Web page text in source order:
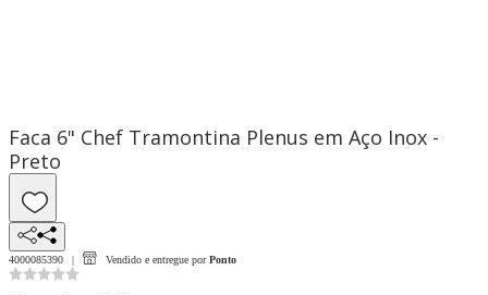
Faca 6" Chef Tramontina Plenus em Aço Inox -
Preto
4000085390 Vendido e entregue por Ponto